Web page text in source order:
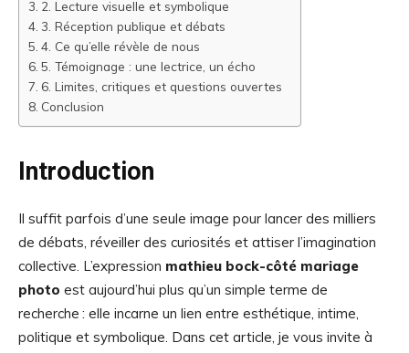
2. Lecture visuelle et symbolique
3. Réception publique et débats
4. Ce qu’elle révèle de nous
5. Témoignage : une lectrice, un écho
6. Limites, critiques et questions ouvertes
Conclusion
Introduction
Il suffit parfois d’une seule image pour lancer des milliers
de débats, réveiller des curiosités et attiser l’imagination
collective. L’expression mathieu bock-côté mariage
photo est aujourd’hui plus qu’un simple terme de
recherche : elle incarne un lien entre esthétique, intime,
politique et symbolique. Dans cet article, je vous invite à